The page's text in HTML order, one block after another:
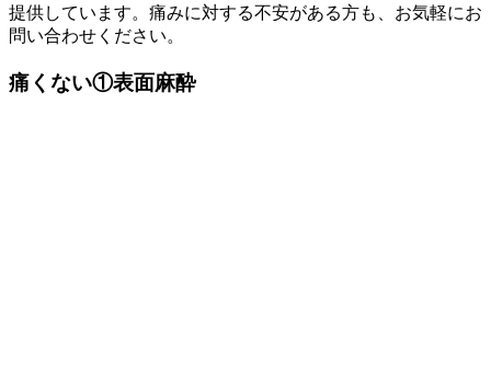
提供しています。痛みに対する不安がある方も、お気軽にお
問い合わせください。
痛くない①表面麻酔